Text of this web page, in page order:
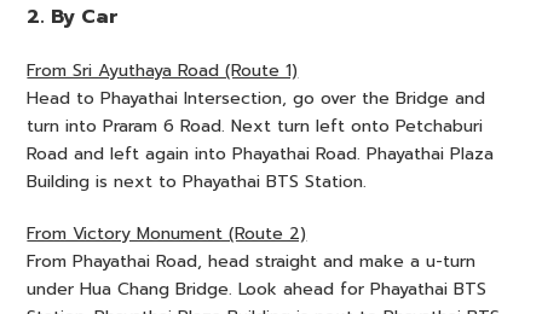
2. By Car
From Sri Ayuthaya Road (Route 1)
Head to Phayathai Intersection, go over the Bridge and
turn into Praram 6 Road. Next turn left onto Petchaburi
Road and left again into Phayathai Road. Phayathai Plaza
Building is next to Phayathai BTS Station.
From Victory Monument (Route 2)
From Phayathai Road, head straight and make a u-turn
under Hua Chang Bridge. Look ahead for Phayathai BTS